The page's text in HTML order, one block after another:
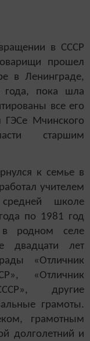
в СССР
прошел
в Ленинграде,
года, пока шла
все его
Мчинского
старшим
к семье в
учителем
школе
по 1981 год
в родном селе
двадцати лет
«Отличник
«Отличник
другие
грамоты.
грамотным
долголетний и